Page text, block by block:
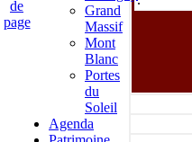
Grand
Massif
Mont
Blanc
Portes
du
Soleil
Agenda